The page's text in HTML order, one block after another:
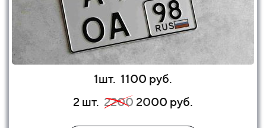
1шт. 1100 руб.
2 шт. 2200 2000 руб.